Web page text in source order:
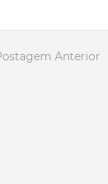
Anterior